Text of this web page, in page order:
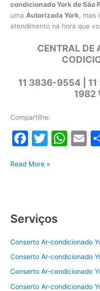
condicionado York de São
uma Autorizada York, mas
atendimento na hora que
CENTRAL DE
11 3836-9554 |
1982
Compartilhe:
F
c
o
k
T
itt
W E
Instalação
Read More »
Serviços
Conserto Ar-condicionado
Conserto Ar-condicionado
Conserto Ar-condicionado
Conserto Ar-condicionado